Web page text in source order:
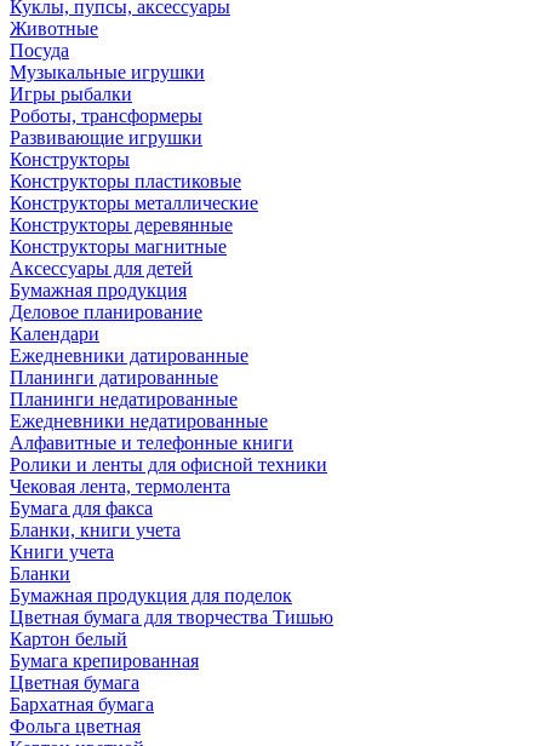
Куклы, пупсы, аксессуары
Животные
Посуда
Музыкальные игрушки
Игры рыбалки
Роботы, трансформеры
Развивающие игрушки
Конструкторы
Конструкторы пластиковые
Конструкторы металлические
Конструкторы деревянные
Конструкторы магнитные
Аксессуары для детей
Бумажная продукция
Деловое планирование
Календари
Ежедневники датированные
Планинги датированные
Планинги недатированные
Ежедневники недатированные
Алфавитные и телефонные книги
Ролики и ленты для офисной техники
Чековая лента, термолента
Бумага для факса
Бланки, книги учета
Книги учета
Бланки
Бумажная продукция для поделок
Цветная бумага для творчества Тишью
Картон белый
Бумага крепированная
Цветная бумага
Бархатная бумага
Фольга цветная